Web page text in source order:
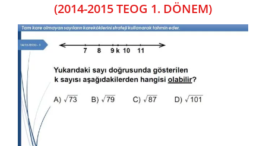
(2014-2015 TEOG 1. DÖNEM)